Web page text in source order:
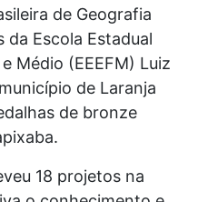
de Geografia
da Escola Estadual
Médio (EEEFM) Luiz
de Laranja
de bronze
18 projetos na